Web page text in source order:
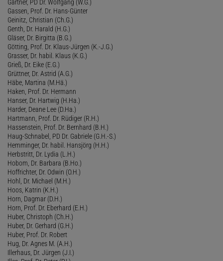
Gärtner, PD Dr. Wolfgang (W.G.)
Gassen, Prof. Dr. Hans-Günter
Geinitz, Christian (Ch.G.)
Genth, Dr. Harald (H.G.)
Gläser, Dr. Birgitta (B.G.)
Götting, Prof. Dr. Klaus-Jürgen (K.-J.G.)
Grasser, Dr. habil. Klaus (K.G.)
Grieß, Dr. Eike (E.G.)
Grüttner, Dr. Astrid (A.G.)
Häbe, Martina (M.Hä.)
Haken, Prof. Dr. Hermann
Hanser, Dr. Hartwig (H.Ha.)
Harder, Deane Lee (D.Ha.)
Hartmann, Prof. Dr. Rüdiger (R.H.)
Hassenstein, Prof. Dr. Bernhard (B.H.)
Haug-Schnabel, PD Dr. Gabriele (G.H.-S.)
Hemminger, Dr. habil. Hansjörg (H.H.)
Herbstritt, Dr. Lydia (L.H.)
Hobom, Dr. Barbara (B.Ho.)
Hoffrichter, Dr. Odwin (O.H.)
Hohl, Dr. Michael (M.H.)
Hoos, Katrin (K.H.)
Horn, Dagmar (D.H.)
Horn, Prof. Dr. Eberhard (E.H.)
Huber, Christoph (Ch.H.)
Huber, Dr. Gerhard (G.H.)
Huber, Prof. Dr. Robert
Hug, Dr. Agnes M. (A.H.)
Illerhaus, Dr. Jürgen (J.I.)